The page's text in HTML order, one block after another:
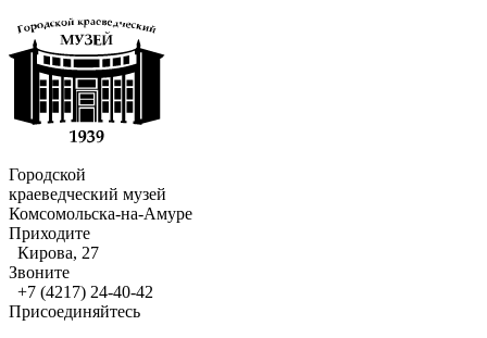
Городской
краеведческий музей
Комсомольска-на-Амуре
Приходите
Кирова, 27
Звоните
+7 (4217) 24-40-42
Присоединяйтесь